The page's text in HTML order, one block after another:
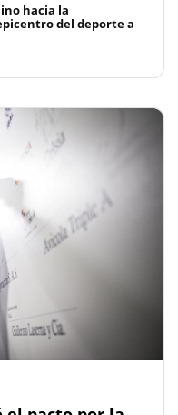
hacia la
del deporte a